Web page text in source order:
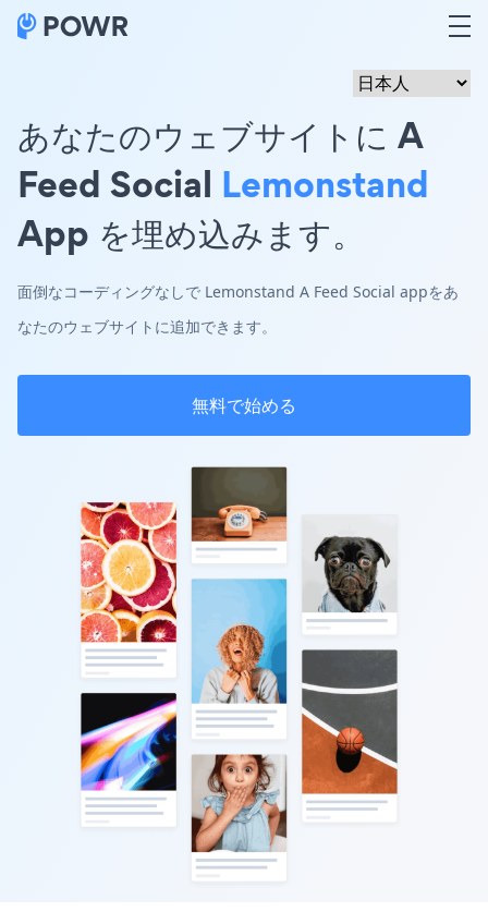
あなたのウェブサイトに A
Feed Social Lemonstand
App を埋め込みます。
面倒なコーディングなしで Lemonstand A Feed Social appをあ
なたのウェブサイトに追加できます。
無料で始める